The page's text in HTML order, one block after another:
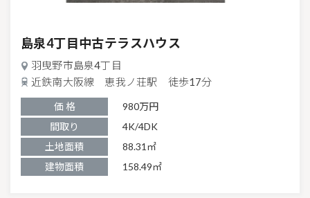
島泉4丁目中古テラスハウス
羽曳野市島泉4丁目
近鉄南大阪線 恵我ノ荘駅 徒歩17分
価 格
980万円
間取り
4K/4DK
土地面積
88.31㎡
建物面積
158.49㎡